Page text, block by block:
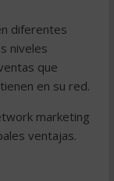
diferentes
niveles
que
en su red.
marketing
ventajas.